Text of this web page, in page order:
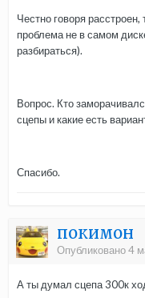
Честно говоря
проблема не в самом
разбираться).
Вопрос. Кто
сцепы и какие есть
Спасибо.
покимон
Опубликовано4
А ты думал сцепа 300к